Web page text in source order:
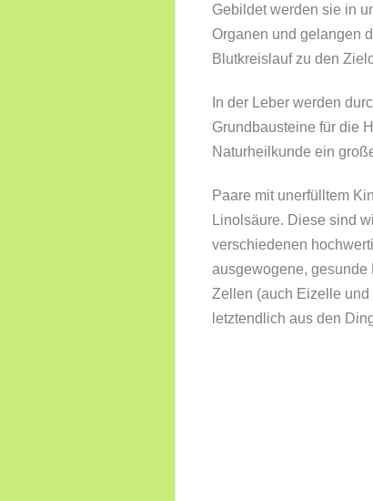
Gebildet werden sie in
Organen und gelangen
Blutkreislauf zu den
In der Leber werden
Grundbausteine für die
Naturheilkunde ein
Paare mit unerfülltem
Linolsäure. Diese sind
verschiedenen
ausgewogene, gesunde
Zellen (auch Eizelle
letztendlich aus den